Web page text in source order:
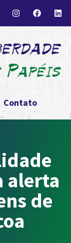
Contato
alerta
de